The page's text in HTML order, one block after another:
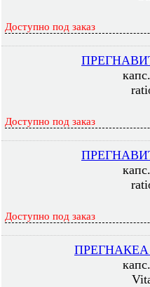
Доступно под заказ
Доступно под заказ
Доступно под заказ
ПРЕГНАКЕА